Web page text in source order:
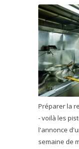
Préparer la
- voilà les
l'annonce
semaine de